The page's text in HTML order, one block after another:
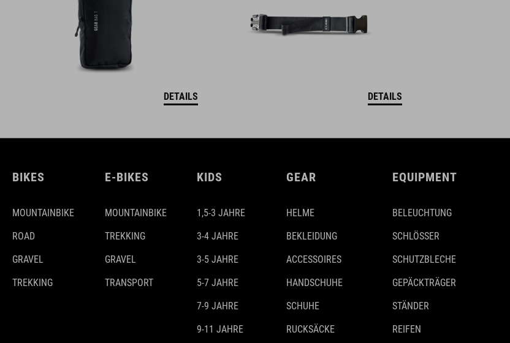
DETAILS DETAILS
BIKES
MOUNTAINBIKE
ROAD
GRAVEL
TREKKING
E-BIKES
MOUNTAINBIKE
TREKKING
GRAVEL
TRANSPORT
KIDS
1,5-3 JAHRE
3-4 JAHRE
3-5 JAHRE
5-7 JAHRE
7-9 JAHRE
9-11 JAHRE
GEAR
HELME
BEKLEIDUNG
ACCESSOIRES
HANDSCHUHE
SCHUHE
RUCKSÄCKE
EQUIPMENT
BELEUCHTUNG
SCHLÖSSER
SCHUTZBLECHE
GEPÄCKTRÄGER
STÄNDER
REIFEN